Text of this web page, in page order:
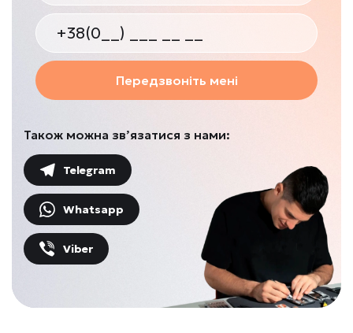
Передзвоніть мені
Також можна зв’язатися з нами:
Telegram
Whatsapp
Viber